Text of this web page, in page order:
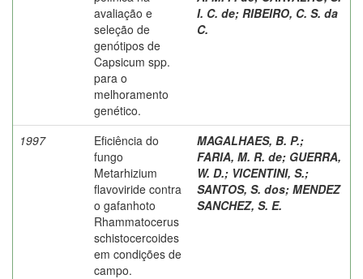
avaliação e
seleção de
genótipos de
Capsicum spp.
para o
melhoramento
genético.
I. C. de; RIBEIRO, C. S. da
C.
1997
Eficiência do
fungo
Metarhizium
flavoviride contra
o gafanhoto
Rhammatocerus
schistocercoides
em condições de
campo.
MAGALHAES, B. P.;
FARIA, M. R. de; GUERRA,
W. D.; VICENTINI, S.;
SANTOS, S. dos; MENDEZ
SANCHEZ, S. E.